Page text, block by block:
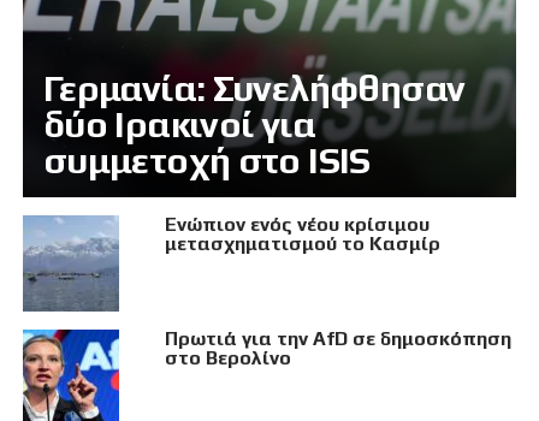
Γερμανία: Συνελήφθησαν
δύο Ιρακινοί για
συμμετοχή στο ISIS
Eνώπιον ενός νέου κρίσιμου
μετασχηματισμού το Κασμίρ
Πρωτιά για την AfD σε δημοσκόπηση
στο Βερολίνο